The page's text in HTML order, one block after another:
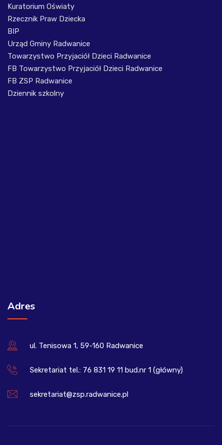
Kuratorium Oświaty
Rzecznik Praw Dziecka
BIP
Urząd Gminy Radwanice
Towarzystwo Przyjaciół Dzieci Radwanice
FB Towarzystwo Przyjaciół Dzieci Radwanice
FB ZSP Radwanice
Dziennik szkolny
Adres
ul. Tenisowa 1, 59-160 Radwanice
Sekretariat tel.: 76 831 19 11 bud.nr 1 (główny)
sekretariat@zsp.radwanice.pl